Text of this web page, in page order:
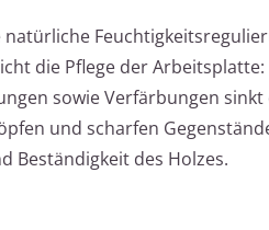
die Pflege der Arbeitsplatte:
sowie Verfärbungen
und scharfen
Beständigkeit des Holzes.